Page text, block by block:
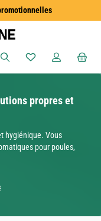
Vous avez 0
propres et
hygiénique. Vous
pour poules,